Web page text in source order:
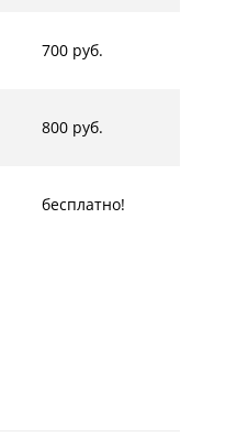
700 руб.
800 руб.
бесплатно!